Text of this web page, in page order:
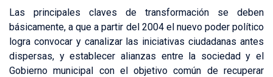
Las principales claves de transformación se deben
básicamente, a que a partir del 2004 el nuevo poder político
logra convocar y canalizar las iniciativas ciudadanas antes
dispersas, y establecer alianzas entre la sociedad y el
Gobierno municipal con el objetivo común de recuperar